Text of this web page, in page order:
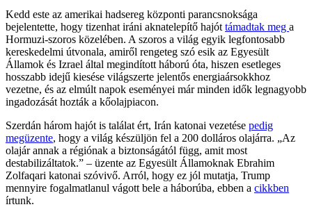
Kedd este az amerikai hadsereg központi parancsnoksága
bejelentette, hogy tizenhat iráni aknatelepítő hajót támadtak meg a
Hormuzi-szoros közelében. A szoros a világ egyik legfontosabb
kereskedelmi útvonala, amiről rengeteg szó esik az Egyesült
Államok és Izrael által megindított háború óta, hiszen esetleges
hosszabb idejű kiesése világszerte jelentős energiaársokkhoz
vezetne, és az elmúlt napok eseményei már minden idők legnagyobb
ingadozását hozták a kőolajpiacon.
Szerdán három hajót is találat ért, Irán katonai vezetése pedig
megüzente, hogy a világ készüljön fel a 200 dolláros olajárra. „Az
olajár annak a régiónak a biztonságától függ, amit most
destabilizáltatok.” – üzente az Egyesült Államoknak Ebrahim
Zolfaqari katonai szóvivő. Arról, hogy ez jól mutatja, Trump
mennyire fogalmatlanul vágott bele a háborúba, ebben a cikkben
írtunk.